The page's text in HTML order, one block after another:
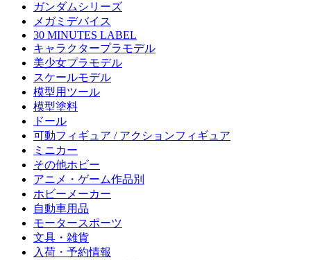
ガンダムシリーズ
メガミデバイス
30 MINUTES LABEL
キャラクタープラモデル
美少女プラモデル
スケールモデル
模型用ツール
模型塗料
ドール
可動フィギュア / アクションフィギュア
ミニカー
その他ホビー
アニメ・ゲーム作品別
ホビーメーカー
自動車用品
モータースポーツ
文具・雑貨
入荷・予約情報